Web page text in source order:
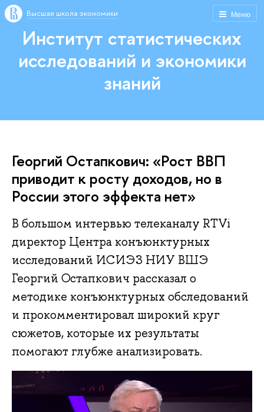
Меню
Высшая школа экономики
Институт статистических
исследований и экономики
знаний
Георгий Остапкович: «Рост ВВП
приводит к росту доходов, но в
России этого эффекта нет»
В большом интервью телеканалу RTVi
директор Центра конъюнктурных
исследований ИСИЭЗ НИУ ВШЭ
Георгий Остапкович рассказал о
методике конъюнктурных обследований
и прокомментировал широкий круг
сюжетов, которые их результаты
помогают глубже анализировать.